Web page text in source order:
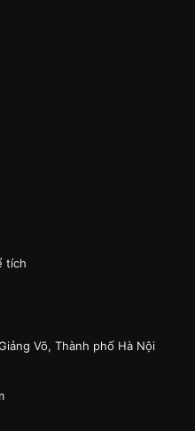
tích
Võ, Thành phố Hà Nội